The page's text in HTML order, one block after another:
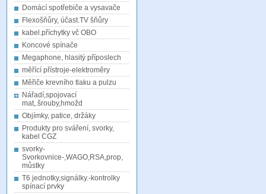
Domácí spotřebiče a vysavače
Flexošňůry, účast.TV šňůry
kabel.příchytky vč OBO
Koncové spínače
Megaphone, hlasitý příposlech
měřící přístroje-elektroměry
Měřiče krevního tlaku a pulzu
Nářadí,spojovací
mat,.šrouby,hmožd
Objímky, patice, držáky
Produkty pro sváření, svorky,
kabel CGZ
svorky-
Svorkovnice-,WAGO,RSA,prop,
můstky
T6 jednotky,signálky.-kontrolky
spínací prvky